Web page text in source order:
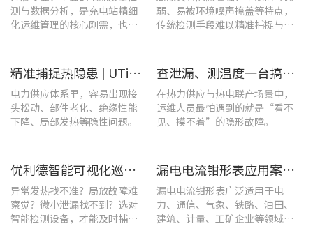
测与数据分析，是充电站精细
化运维管理的核心刚需，也是
弱、易被环境噪声掩盖等特点，
传统检测手段难以精准捕捉与定
精准捕捉热隐患 | UTi1020C红外热成像仪在发电站的实测应用
电力供应体系里，容易出现接
头松动、部件老化、绝缘性能
下降、局部发热等隐性问题。
查泄漏、测温度一台搞定！UT568F红外声成像仪让设备巡检更高效
在热力供应与热电联产场景中，
运维人员最怕遇到的就是“看不
见、摸不着”的隐形故障。
优利德智能可视化巡检方案，护航油气行业高效运维
异常发热找不准？局放故障难
察觉？微小泄漏找不到？选对
智能检测设备，才能及时捕捉
漏电电流钳形表应用案例：电气设备检测
漏电电流钳形表广泛适用于电
力、通信、气象、铁路、油田、
建筑、计量、工矿企业等领域的